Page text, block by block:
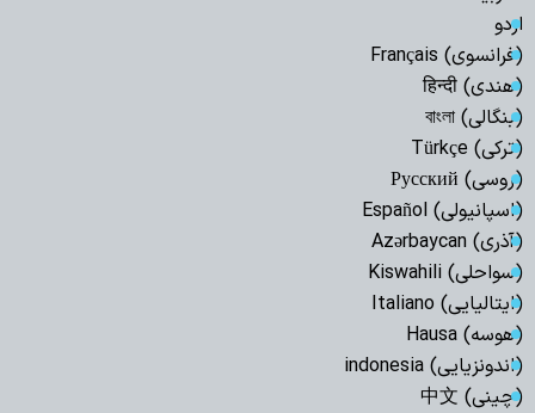
اردو
(فرانسوی) Français
(هندی) हिन्दी
(بنگالی) বাংলা
(ترکی) Türkçe
(روسی) Русский
(اسپانیولی) Español
(آذری) Azərbaycan
(سواحلی) Kiswahili
(ایتالیایی) Italiano
(هوسه) Hausa
(اندونزیایی) indonesia
(چینی) 中文